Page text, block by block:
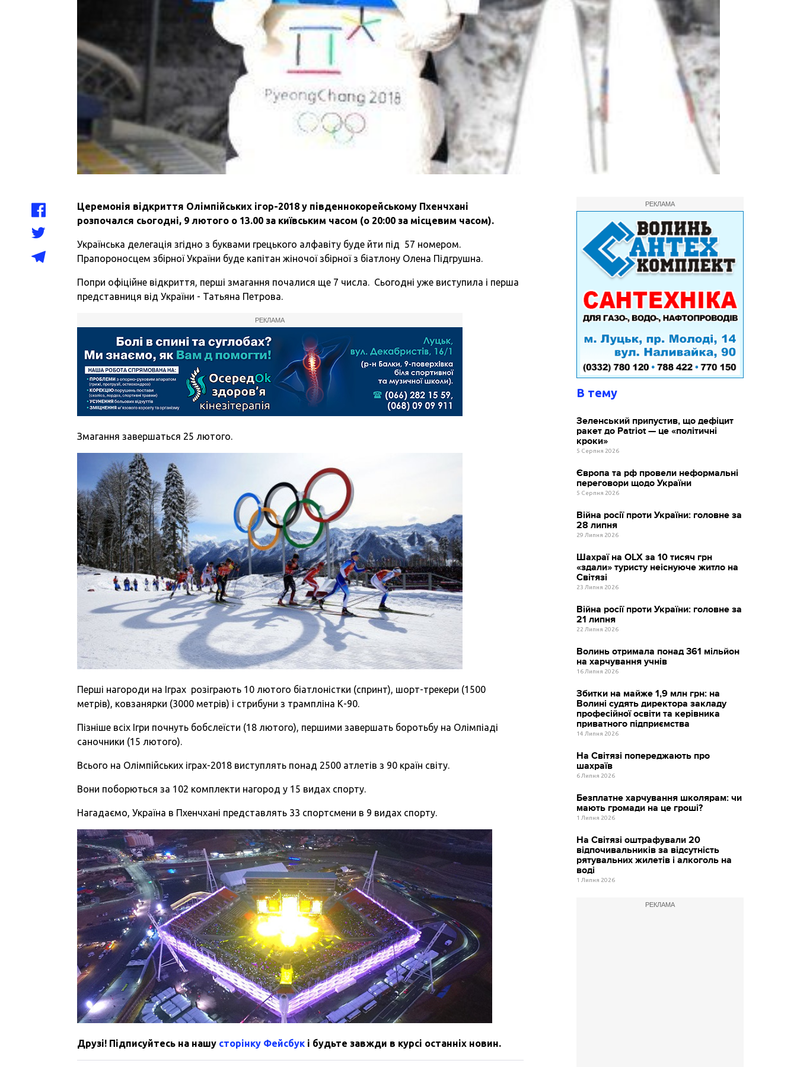
Церемонія відкриття Олімпійських ігор-2018 у південнокорейському Пхенчхані
розпочался сьогодні, 9 лютого о 13.00 за київським часом (о 20:00 за місцевим часом).
Українська делегація згідно з буквами грецького алфавіту буде йти під 57 номером.
Прапороносцем збірної України буде капітан жіночої збірної з біатлону Олена Підгрушна.
Попри офіційне відкриття, перші змагання почалися ще 7 числа. Сьогодні уже виступила і перша
представниця від України - Татьяна Петрова.
РЕКЛАМА
Змагання завершаться 25 лютого.
Перші нагороди на Іграх розіграють 10 лютого біатлоністки (спринт), шорт-трекери (1500
метрів), ковзанярки (3000 метрів) і стрибуни з трампліна К-90.
Пізніше всіх Ігри почнуть бобслеїсти (18 лютого), першими завершать боротьбу на Олімпіаді
саночники (15 лютого).
Всього на Олімпійських іграх-2018 виступлять понад 2500 атлетів з 90 країн світу.
Вони поборються за 102 комплекти нагород у 15 видах спорту.
Нагадаємо, Україна в Пхенчхані представлять 33 спортсмени в 9 видах спорту.
Друзі! Підписуйтесь на нашу сторінку Фейсбук і будьте завжди в курсі останніх новин.
РЕКЛАМА
В тему
Зеленський припустив, що дефіцит
ракет до Patriot — це «політичні
кроки»
5 Серпня 2026
Європа та рф провели неформальні
переговори щодо України
5 Серпня 2026
Війна росії проти України: головне за
28 липня
29 Липня 2026
Шахраї на OLX за 10 тисяч грн
«здали» туристу неіснуюче житло на
Світязі
23 Липня 2026
Війна росії проти України: головне за
21 липня
22 Липня 2026
Волинь отримала понад 361 мільйон
на харчування учнів
16 Липня 2026
Збитки на майже 1,9 млн грн: на
Волині судять директора закладу
професійної освіти та керівника
приватного підприємства
14 Липня 2026
На Світязі попереджають про
шахраїв
6 Липня 2026
Безплатне харчування школярам: чи
мають громади на це гроші?
1 Липня 2026
На Світязі оштрафували 20
відпочивальників за відсутність
рятувальних жилетів і алкоголь на
воді
1 Липня 2026
РЕКЛАМА